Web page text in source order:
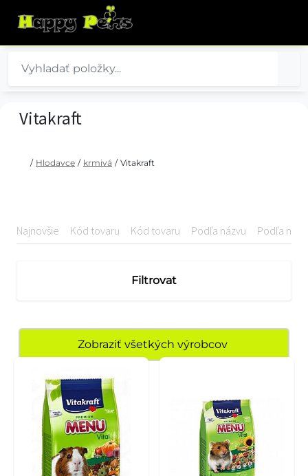
Vitakraft
/ Hlodavce / krmivá / Vitakraft
Najnovšie Kód tovaru Kód tovaru Podľa názvu Podľa
Filtrovat
Zobraziť všetkých výrobcov